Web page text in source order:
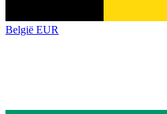
België EUR